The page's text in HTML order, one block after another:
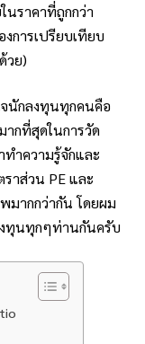
ราคาที่ถูกกว่า
การเปรียบเทียบ
วย)
จนักลงทุนทุกคนคือ
กที่สุดในการวัด
ำความรู้จักและ
าส่วน PE และ
มากกว่ากัน โดยผม
ทุนทุกๆท่านกันครับ